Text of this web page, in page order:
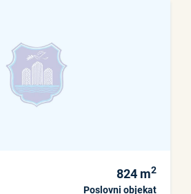
824 m2
Poslovni objekat